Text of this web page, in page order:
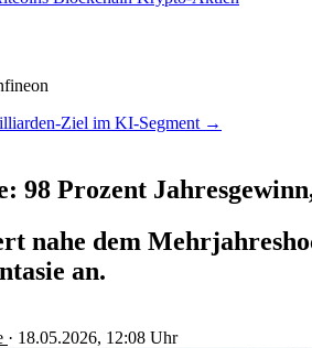
Ziel im KI-Segment →
98 Prozent
nahe dem
an.
· 18.05.2026, 12:08 Uhr